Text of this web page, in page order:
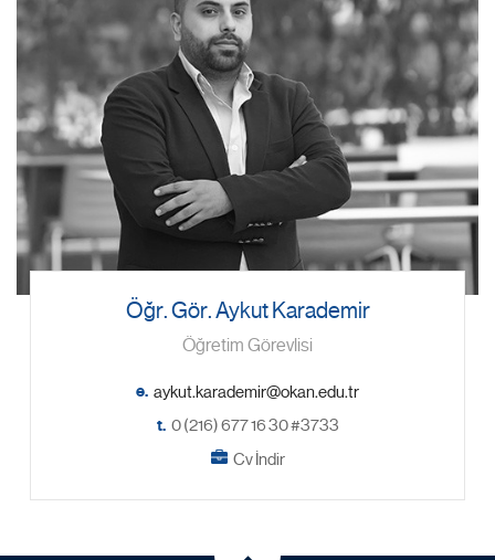
Öğr. Gör. Aykut Karademir
Öğretim Görevlisi
e.
t. 0 (216) 677 16 30 #3733
Cv İndir